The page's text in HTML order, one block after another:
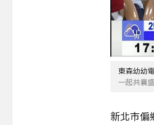
東森幼幼
一起共襄
新北市偏